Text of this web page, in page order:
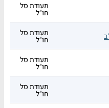
תעודת סל
חו"ל
תעודת סל
חו"ל
תעודת סל
חו"ל
תעודת סל
חו"ל